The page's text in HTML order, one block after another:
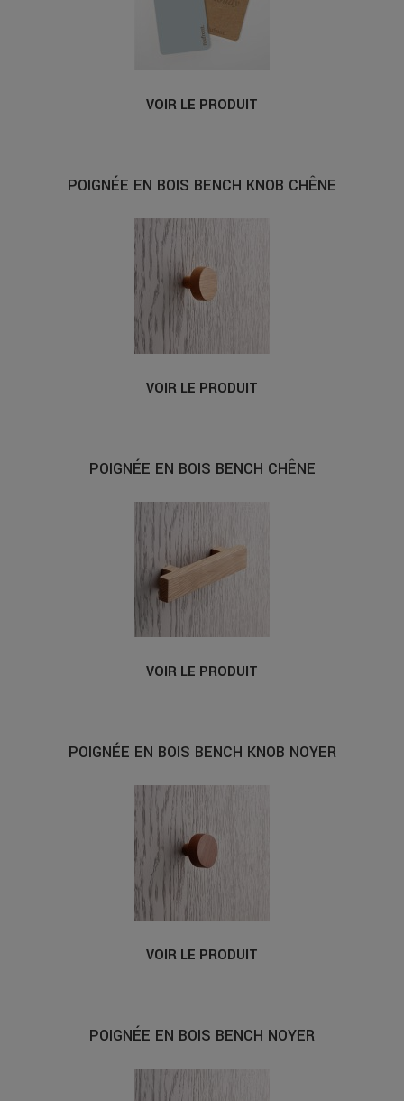
VOIR LE PRODUIT
POIGNÉE EN BOIS BENCH KNOB CHÊNE
VOIR LE PRODUIT
POIGNÉE EN BOIS BENCH CHÊNE
VOIR LE PRODUIT
POIGNÉE EN BOIS BENCH KNOB NOYER
VOIR LE PRODUIT
POIGNÉE EN BOIS BENCH NOYER